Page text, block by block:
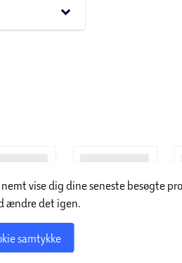
keyboard_arrow_down
vise dig dine seneste besøgte
ændre det igen.
samtykke